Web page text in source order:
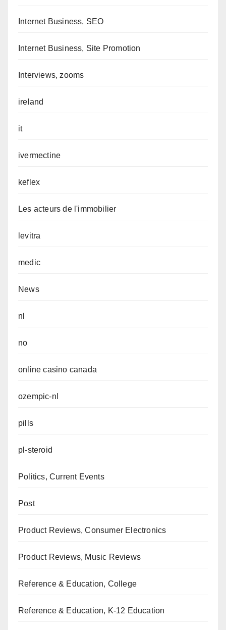
Internet Business, SEO
Internet Business, Site Promotion
Interviews, zooms
ireland
it
ivermectine
keflex
Les acteurs de l'immobilier
levitra
medic
News
nl
no
online casino canada
ozempic-nl
pills
pl-steroid
Politics, Current Events
Post
Product Reviews, Consumer Electronics
Product Reviews, Music Reviews
Reference & Education, College
Reference & Education, K-12 Education